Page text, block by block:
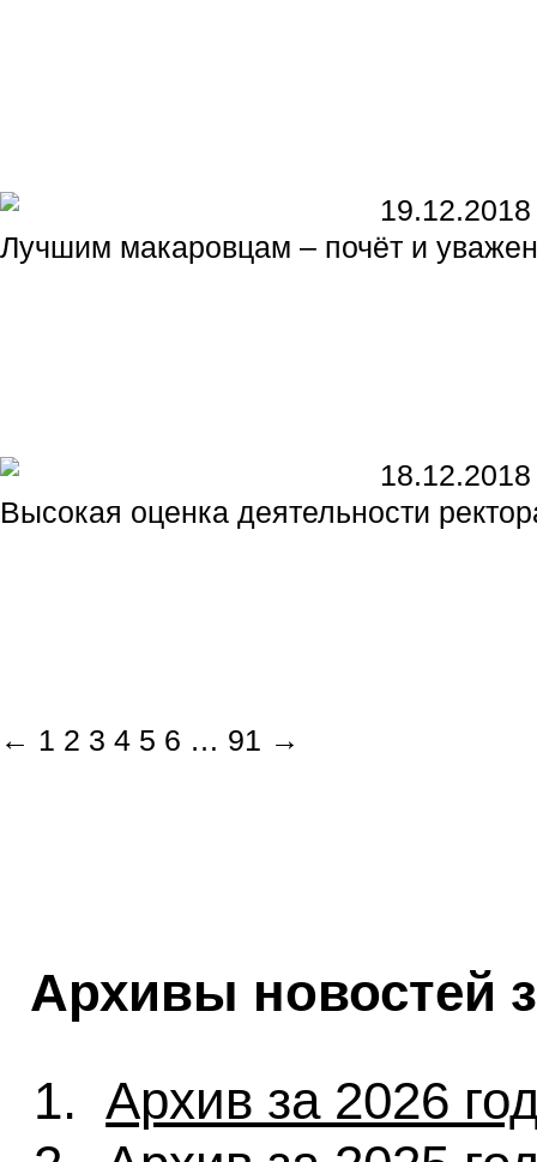
19.12.2018
Лучшим макаровцам – почёт и
18.12.2018
Высокая оценка деятельности
← 1 2 3 4 5 6 … 91 →
Архивы новостей
Архив за 2026